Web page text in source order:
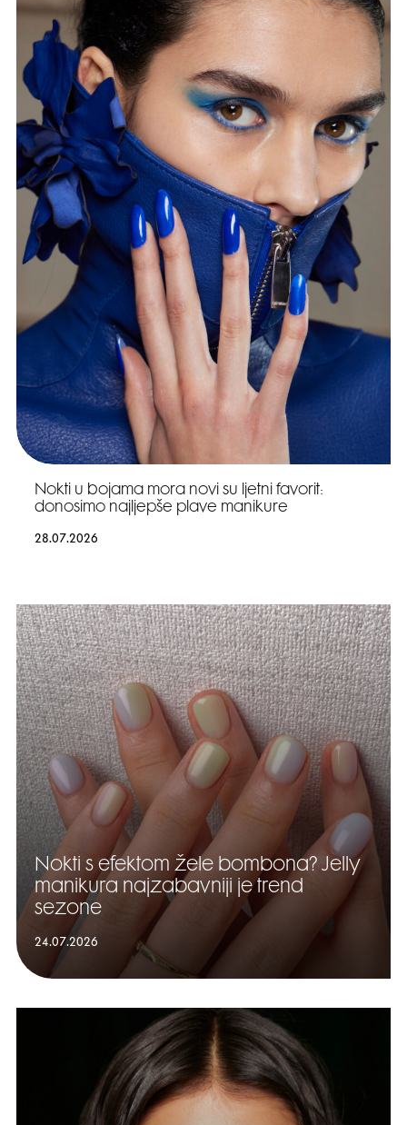
Nokti u bojama mora novi su ljetni favorit:
donosimo najljepše plave manikure
28.07.2026
Nokti s efektom žele bombona? Jelly
manikura najzabavniji je trend
sezone
24.07.2026